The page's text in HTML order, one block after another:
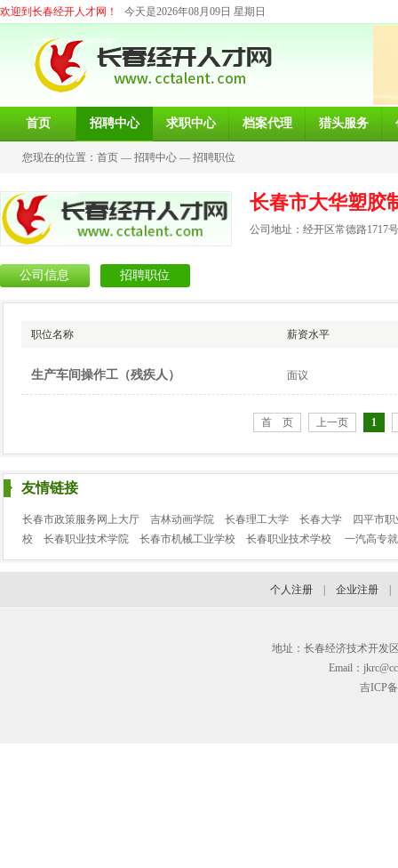
欢迎到长春经开人才网！ 今天是2026年08月09日 星期日
首页 招聘中心 求职中心 档案代理 猎头服务
您现在的位置： 首页 — 招聘中心 — 招聘职位
长春市大华塑胶
公司地址：经开区常德路1717号
公司信息 招聘职位
职位名称 薪资水平
生产车间操作工（残疾人） 面议
首 页 上一页 1
友情链接
长春市政策服务网上大厅 吉林动画学院 长春理工大学 长春大学
四平市
校
长春职业技术学院 长春市机械工业学校 长春职业技术学校 一汽高专
个人注册 企业注册
地址：长春经济技术开发
Email：
吉ICP